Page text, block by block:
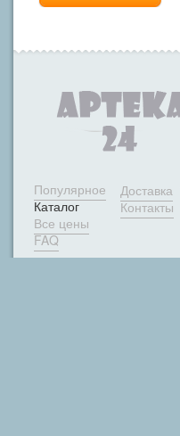
Популярное
Каталог
Все цены
FAQ
Доставка
Контакты